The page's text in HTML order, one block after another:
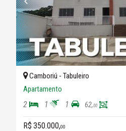
Camboriú - Tabuleiro
Apartamento
2 1 1 62,00
R$ 350.000,00